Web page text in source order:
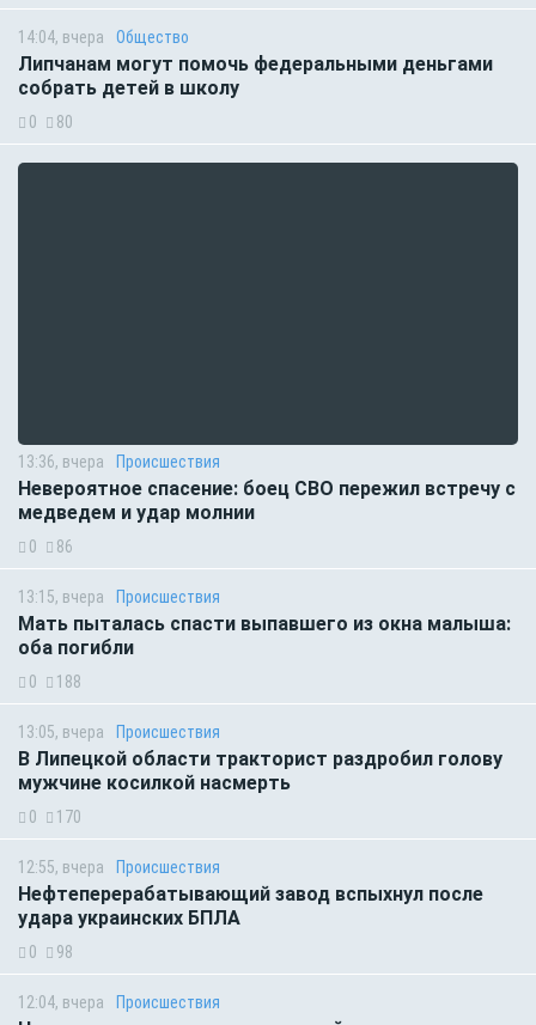
14:04, вчера Общество
Липчанам могут помочь федеральными деньгами
собрать детей в школу
0 80
13:36, вчера Происшествия
Невероятное спасение: боец СВО пережил встречу с
медведем и удар молнии
0 86
13:15, вчера Происшествия
Мать пыталась спасти выпавшего из окна малыша:
оба погибли
0 188
13:05, вчера Происшествия
В Липецкой области тракторист раздробил голову
мужчине косилкой насмерть
0 170
12:55, вчера Происшествия
Нефтеперерабатывающий завод вспыхнул после
удара украинских БПЛА
0 98
12:04, вчера Происшествия